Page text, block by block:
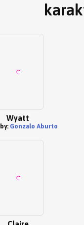
Wyatt
Gonzalo Aburto